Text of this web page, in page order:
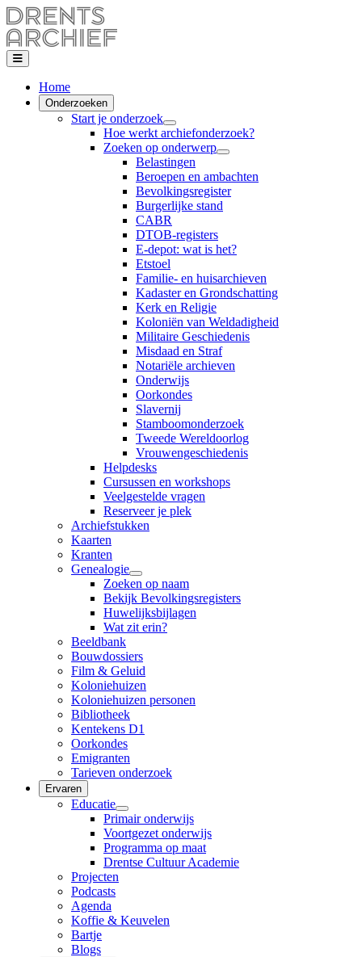
Home
Onderzoeken
Start je onderzoek
Hoe werkt archiefonderzoek?
Zoeken op onderwerp
Belastingen
Beroepen en ambachten
Bevolkingsregister
Burgerlijke stand
CABR
DTOB-registers
E-depot: wat is het?
Etstoel
Familie- en huisarchieven
Kadaster en Grondschatting
Kerk en Religie
Koloniën van Weldadigheid
Militaire Geschiedenis
Misdaad en Straf
Notariële archieven
Onderwijs
Oorkondes
Slavernij
Stamboomonderzoek
Tweede Wereldoorlog
Vrouwengeschiedenis
Helpdesks
Cursussen en workshops
Veelgestelde vragen
Reserveer je plek
Archiefstukken
Kaarten
Kranten
Genealogie
Zoeken op naam
Bekijk Bevolkingsregisters
Huwelijksbijlagen
Wat zit erin?
Beeldbank
Bouwdossiers
Film & Geluid
Koloniehuizen
Koloniehuizen personen
Bibliotheek
Kentekens D1
Oorkondes
Emigranten
Tarieven onderzoek
Ervaren
Educatie
Primair onderwijs
Voortgezet onderwijs
Programma op maat
Drentse Cultuur Academie
Projecten
Podcasts
Agenda
Koffie & Keuvelen
Bartje
Blogs